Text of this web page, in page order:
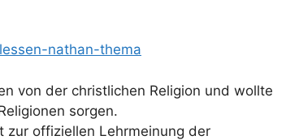
nathan-thema
von der christlichen Religion und wollte
sorgen.
zur offiziellen Lehrmeinung der